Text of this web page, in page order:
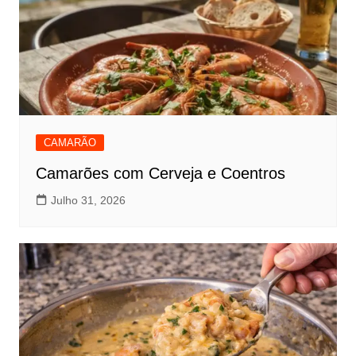
CAMARÃO
Camarões com Cerveja e Coentros
Julho 31, 2026